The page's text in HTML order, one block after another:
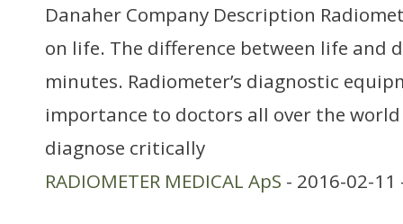
Danaher Company Description
on life. The difference between life and
minutes. Radiometer’s diagnostic
importance to doctors all over the
diagnose critically
RADIOMETER MEDICAL ApS - 2016-02-